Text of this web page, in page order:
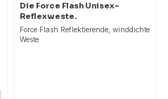
Die Force Flash Unisex-
Reflexweste.
Force Flash Reflektierende, winddichte
Weste